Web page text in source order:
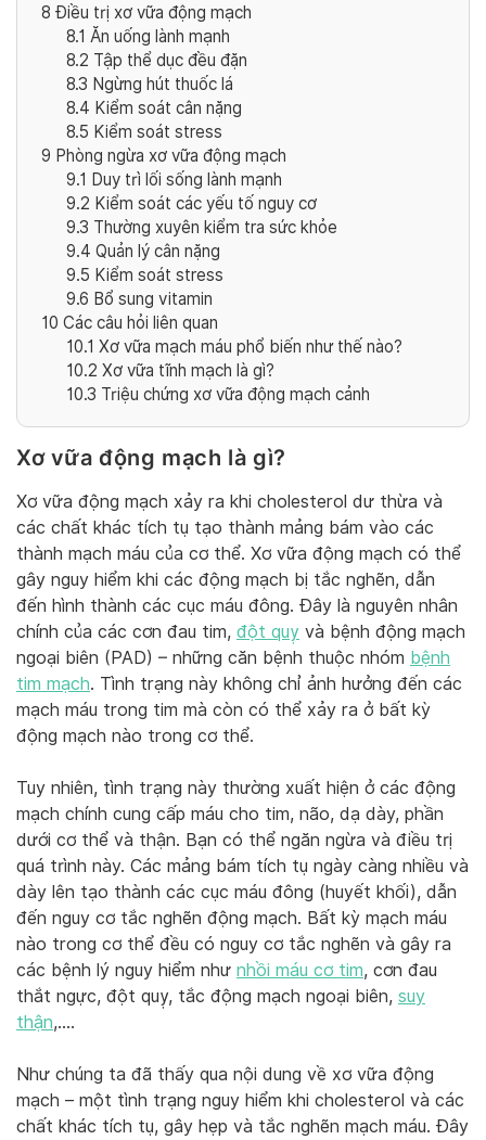
8 Điều trị xơ vữa động mạch
8.1 Ăn uống lành mạnh
8.2 Tập thể dục đều đặn
8.3 Ngừng hút thuốc lá
8.4 Kiểm soát cân nặng
8.5 Kiểm soát stress
9 Phòng ngừa xơ vữa động mạch
9.1 Duy trì lối sống lành mạnh
9.2 Kiểm soát các yếu tố nguy cơ
9.3 Thường xuyên kiểm tra sức khỏe
9.4 Quản lý cân nặng
9.5 Kiểm soát stress
9.6 Bổ sung vitamin
10 Các câu hỏi liên quan
10.1 Xơ vữa mạch máu phổ biến như thế nào?
10.2 Xơ vữa tĩnh mạch là gì?
10.3 Triệu chứng xơ vữa động mạch cảnh
Xơ vữa động mạch là gì?
Xơ vữa động mạch xảy ra khi cholesterol dư thừa và
các chất khác tích tụ tạo thành mảng bám vào các
thành mạch máu của cơ thể. Xơ vữa động mạch có thể
gây nguy hiểm khi các động mạch bị tắc nghẽn, dẫn
đến hình thành các cục máu đông. Đây là nguyên nhân
chính của các cơn đau tim, đột quỵ và bệnh động mạch
ngoại biên (PAD) – những căn bệnh thuộc nhóm bệnh
tim mạch. Tình trạng này không chỉ ảnh hưởng đến các
mạch máu trong tim mà còn có thể xảy ra ở bất kỳ
động mạch nào trong cơ thể.
Tuy nhiên, tình trạng này thường xuất hiện ở các động
mạch chính cung cấp máu cho tim, não, dạ dày, phần
dưới cơ thể và thận. Bạn có thể ngăn ngừa và điều trị
quá trình này. Các mảng bám tích tụ ngày càng nhiều và
dày lên tạo thành các cục máu đông (huyết khối), dẫn
đến nguy cơ tắc nghẽn động mạch. Bất kỳ mạch máu
nào trong cơ thể đều có nguy cơ tắc nghẽn và gây ra
các bệnh lý nguy hiểm như nhồi máu cơ tim, cơn đau
thắt ngực, đột quỵ, tắc động mạch ngoại biên, suy
thận,….
Như chúng ta đã thấy qua nội dung về xơ vữa động
mạch – một tình trạng nguy hiểm khi cholesterol và các
chất khác tích tụ, gây hẹp và tắc nghẽn mạch máu. Đây